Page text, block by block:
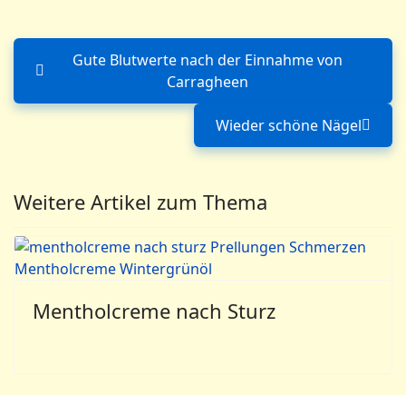
Vorheriger Beitrag: Gute
Gute Blutwerte nach der Einnahme von
Carragheen
Nächster
Wieder schöne Nägel
Weitere Artikel zum Thema
Mentholcreme nach Sturz